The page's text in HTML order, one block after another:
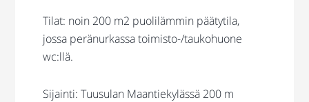
Tilat: noin 200 m2 puolilämmin päätytila,
jossa peränurkassa toimisto-/taukohuone
wc:llä.
Sijainti: Tuusulan Maantiekylässä 200 m